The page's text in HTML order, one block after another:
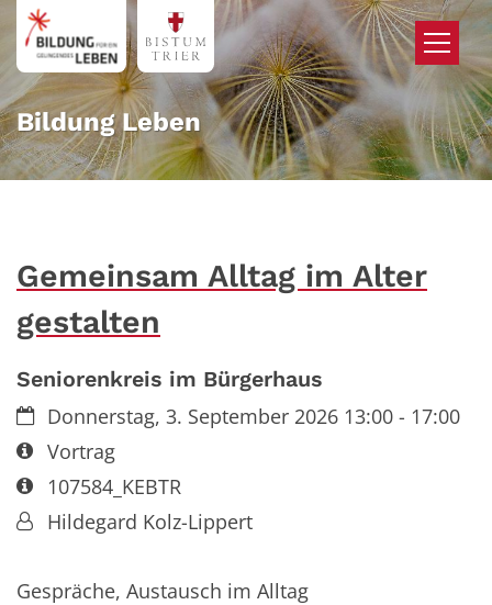
Zum Inhalt springen
Bildung Leben
Gemeinsam Alltag im Alter
gestalten
Seniorenkreis im Bürgerhaus
Datum:Donnerstag, 3. September 2026 13:00 - 17:00
Art bzw. Nummer:
Vortrag
Art bzw. Nummer:
107584_KEBTR
Von:Hildegard Kolz-Lippert
Gespräche, Austausch im Alltag